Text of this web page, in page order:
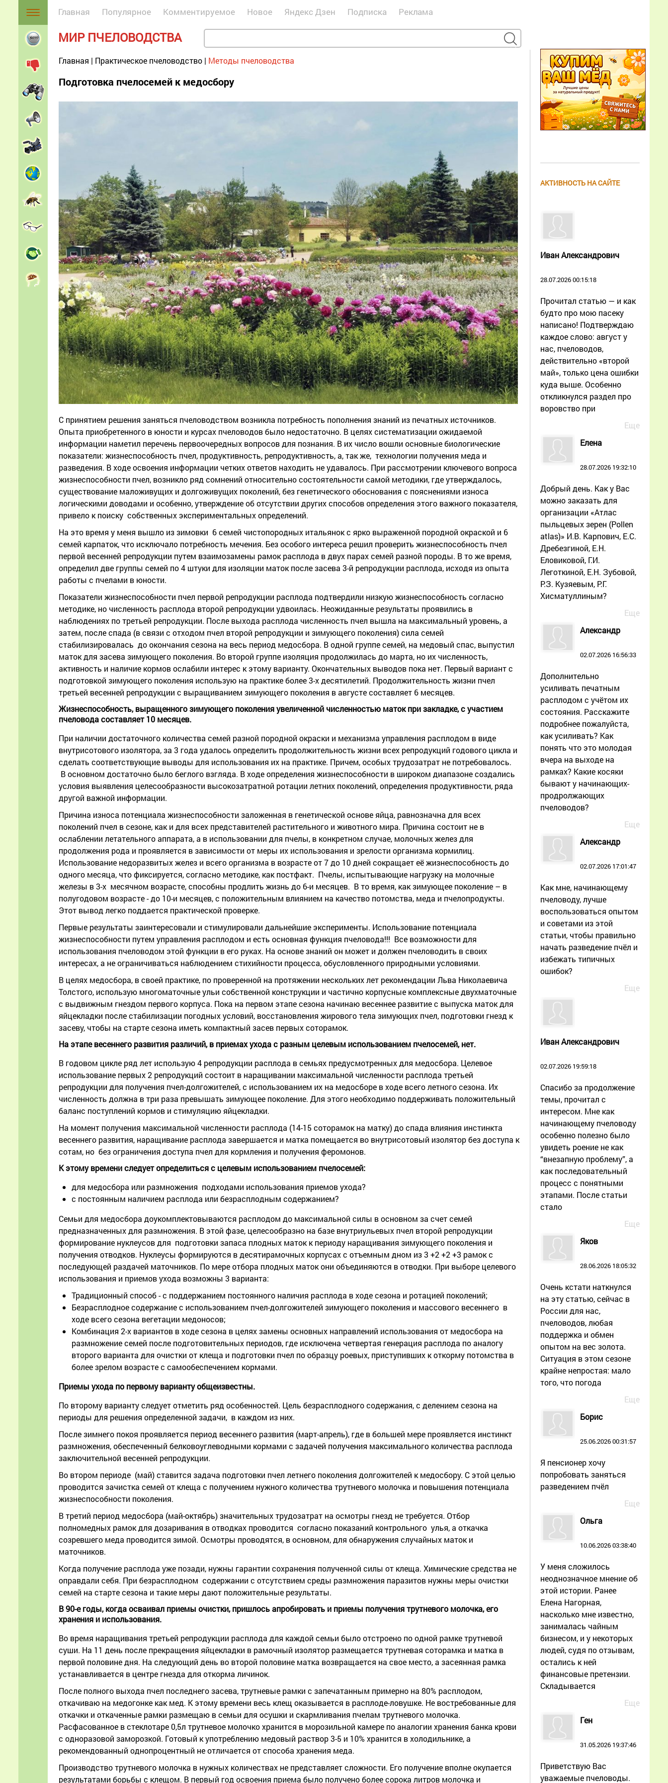
Главная Популярное Комментируемое Новое Яндекс Дзен Подписка Реклама
МИР ПЧЕЛОВОДСТВА
Главная | Практическое пчеловодство | Методы пчеловодства
Подготовка пчелосемей к медосбору
С принятием решения заняться пчеловодством возникла потребность пополнения знаний из печатных источников.
Опыта приобретенного в юности и курсах пчеловодов было недостаточно. В целях систематизации ожидаемой
информации наметил перечень первоочередных вопросов для познания. В их число вошли основные биологические
показатели: жизнеспособность пчел, продуктивность, репродуктивность, а, так же, технологии получения меда и
разведения. В ходе освоения информации четких ответов находить не удавалось. При рассмотрении ключевого вопроса
жизнеспособности пчел, возникло ряд сомнений относительно состоятельности самой методики, где утверждалось,
существование маложивущих и долгоживущих поколений, без генетического обоснования с пояснениями износа
логическими доводами и особенно, утверждение об отсутствии других способов определения этого важного показателя,
привело к поиску собственных экспериментальных определений.
На это время у меня вышло из зимовки 6 семей чистопородных итальянок с ярко выраженной породной окраской и 6
семей карпаток, что исключало потребность мечения. Без особого интереса решил проверить жизнеспособность пчел
первой весенней репродукции путем взаимозамены рамок расплода в двух парах семей разной породы. В то же время,
определил две группы семей по 4 штуки для изоляции маток после засева 3-й репродукции расплода, исходя из опыта
работы с пчелами в юности.
Показатели жизнеспособности пчел первой репродукции расплода подтвердили низкую жизнеспособность согласно
методике, но численность расплода второй репродукции удвоилась. Неожиданные результаты проявились в
наблюдениях по третьей репродукции. После выхода расплода численность пчел вышла на максимальный уровень, а
затем, после спада (в связи с отходом пчел второй репродукции и зимующего поколения) сила семей
стабилизировалась до окончания сезона на весь период медосбора. В одной группе семей, на медовый спас, выпустил
маток для засева зимующего поколения. Во второй группе изоляция продолжилась до марта, но их численность,
активность и наличие кормов ослабили интерес к этому варианту. Окончательных выводов пока нет. Первый вариант с
подготовкой зимующего поколения использую на практике более 3-х десятилетий. Продолжительность жизни пчел
третьей весенней репродукции с выращиванием зимующего поколения в августе составляет 6 месяцев.
Жизнеспособность, выращенного зимующего поколения увеличенной численностью маток при закладке, с участием
пчеловода составляет 10 месяцев.
При наличии достаточного количества семей разной породной окраски и механизма управления расплодом в виде
внутрисотового изолятора, за 3 года удалось определить продолжительность жизни всех репродукций годового цикла и
сделать соответствующие выводы для использования их на практике. Причем, особых трудозатрат не потребовалось.
В основном достаточно было беглого взгляда. В ходе определения жизнеспособности в широком диапазоне создались
условия выявления целесообразности высокозатратной ротации летних поколений, определения продуктивности, ряда
другой важной информации.
Причина износа потенциала жизнеспособности заложенная в генетической основе яйца, равнозначна для всех
поколений пчел в сезоне, как и для всех представителей растительного и животного мира. Причина состоит не в
ослаблении летательного аппарата, а в использовании для пчелы, в конкретном случае, молочных желез для
продолжения рода и проявляется в зависимости от меры их использования и зрелости организма кормилиц.
Использование недоразвитых желез и всего организма в возрасте от 7 до 10 дней сокращает её жизнеспособность до
одного месяца, что фиксируется, согласно методике, как постфакт. Пчелы, испытывающие нагрузку на молочные
железы в 3-х месячном возрасте, способны продлить жизнь до 6-и месяцев. В то время, как зимующее поколение – в
полугодовом возрасте - до 10-и месяцев, с положительным влиянием на качество потомства, меда и пчелопродукты.
Этот вывод легко поддается практической проверке.
Первые результаты заинтересовали и стимулировали дальнейшие эксперименты. Использование потенциала
жизнеспособности путем управления расплодом и есть основная функция пчеловода!!! Все возможности для
использования пчеловодом этой функции в его руках. На основе знаний он может и должен пчеловодить в своих
интересах, а не ограничиваться наблюдением стихийности процесса, обусловленного природными условиями.
В целях медосбора, в своей практике, по проверенной на протяжении нескольких лет рекомендации Льва Николаевича
Толстого, использую многоматочные ульи собственной конструкции и частично корпусные комплексные двухматочные
с выдвижным гнездом первого корпуса. Пока на первом этапе сезона начинаю весеннее развитие с выпуска маток для
яйцекладки после стабилизации погодных условий, восстановления жирового тела зимующих пчел, подготовки гнезд к
засеву, чтобы на старте сезона иметь компактный засев первых соторамок.
На этапе весеннего развития различий, в приемах ухода с разным целевым использованием пчелосемей, нет.
В годовом цикле ряд лет использую 4 репродукции расплода в семьях предусмотренных для медосбора. Целевое
использование первых 2 репродукций состоит в наращивании максимальной численности расплода третьей
репродукции для получения пчел-долгожителей, с использованием их на медосборе в ходе всего летного сезона. Их
численность должна в три раза превышать зимующее поколение. Для этого необходимо поддерживать положительный
баланс поступлений кормов и стимуляцию яйцекладки.
На момент получения максимальной численности расплода (14-15 соторамок на матку) до спада влияния инстинкта
весеннего развития, наращивание расплода завершается и матка помещается во внутрисотовый изолятор без доступа к
сотам, но без ограничения доступа пчел для кормления и получения феромонов.
К этому времени следует определиться с целевым использованием пчелосемей:
для медосбора или размножения подходами использования приемов ухода?
с постоянным наличием расплода или безрасплодным содержанием?
Семьи для медосбора доукомплектовываются расплодом до максимальной силы в основном за счет семей
предназначенных для размножения. В этой фазе, целесообразно на базе внутриульевых пчел второй репродукции
формирование нуклеусов для подготовки запаса плодных маток к периоду наращивания зимующего поколения и
получения отводков. Нуклеусы формируются в десятирамочных корпусах с отъемным дном из 3 +2 +2 +3 рамок с
последующей раздачей маточников. По мере отбора плодных маток они объединяются в отводки. При выборе целевого
использования и приемов ухода возможны 3 варианта:
Традиционный способ - с поддержанием постоянного наличия расплода в ходе сезона и ротацией поколений;
Безрасплодное содержание с использованием пчел-долгожителей зимующего поколения и массового весеннего в
ходе всего сезона вегетации медоносов;
Комбинация 2-х вариантов в ходе сезона в целях замены основных направлений использования от медосбора на
размножение семей после подготовительных периодов, где исключена четвертая генерация расплода по аналогу
второго варианта для очистки от клеща и подготовки пчел по образцу роевых, приступивших к откорму потомства в
более зрелом возрасте с самообеспечением кормами.
Приемы ухода по первому варианту общеизвестны.
По второму варианту следует отметить ряд особенностей. Цель безрасплодного содержания, с делением сезона на
периоды для решения определенной задачи, в каждом из них.
После зимнего покоя проявляется период весеннего развития (март-апрель), где в большей мере проявляется инстинкт
размножения, обеспеченный белковоуглеводными кормами с задачей получения максимального количества расплода
заключительной весенней репродукции.
Во втором периоде (май) ставится задача подготовки пчел летнего поколения долгожителей к медосбору. С этой целью
проводится зачистка семей от клеща с получением нужного количества трутневого молочка и повышения потенциала
жизнеспособности поколения.
В третий период медосбора (май-октябрь) значительных трудозатрат на осмотры гнезд не требуется. Отбор
полномедных рамок для дозаривания в отводках проводится согласно показаний контрольного улья, а откачка
созревшего меда проводится зимой. Осмотры проводятся, в основном, для обнаружения случайных маток и
маточников.
Когда получение расплода уже позади, нужны гарантии сохранения полученной силы от клеща. Химические средства не
оправдали себя. При безрасплодном содержании с отсутствием среды размножения паразитов нужны меры очистки
семей на старте сезона и такие меры дают положительные результаты.
В 90-е годы, когда осваивал приемы очистки, пришлось апробировать и приемы получения трутневого молочка, его
хранения и использования.
Во время наращивания третьей репродукции расплода для каждой семьи было отстроено по одной рамке трутневой
суши. На 11 день после прекращения яйцекладки в рамочный изолятор размещается трутневая соторамка и матка в
первой половине дня. На следующий день во второй половине матка возвращается на свое место, а засеянная рамка
устанавливается в центре гнезда для откорма личинок.
После полного выхода пчел последнего засева, трутневые рамки с запечатанным примерно на 80% расплодом,
откачиваю на медогонке как мед. К этому времени весь клещ оказывается в расплоде-ловушке. Не востребованные для
откачки и откаченные рамки размещаю в семьи для осушки и скармливания пчелам трутневого молочка.
Расфасованное в стеклотаре 0,5л трутневое молочко хранится в морозильной камере по аналогии хранения банка крови
с одноразовой заморозкой. Готовый к употреблению медовый раствор 3-5 и 10% хранится в холодильнике, а
рекомендованный однопроцентный не отличается от способа хранения меда.
Производство трутневого молочка в нужных количествах не представляет сложности. Его получение вполне окупается
результатами борьбы с клещом. В первый год освоения приема было получено более сорока литров молочка и
АКТИВНОСТЬ НА САЙТЕ
Иван Александрович
28.07.2026 00:15:18
Прочитал статью — и как
будто про мою пасеку
написано! Подтверждаю
каждое слово: август у
нас, пчеловодов,
действительно «второй
май», только цена ошибки
куда выше. Особенно
откликнулся раздел про
воровство при
Еще
Елена
28.07.2026 19:32:10
Добрый день. Как у Вас
можно заказать для
организации «Атлас
пыльцевых зерен (Pollen
atlas)» И.В. Карпович, Е.С.
Дребезгиной, Е.Н.
Еловиковой, Г.И.
Леготкиной, Е.Н. Зубовой,
Р.З. Кузяевым, Р.Г.
Хисматуллиным?
Еще
Александр
02.07.2026 16:56:33
Дополнительно
усиливать печатным
расплодом с учётом их
состояния. Расскажите
подробнее пожалуйста,
как усиливать? Как
понять что это молодая
вчера на выходе на
рамках? Какие косяки
бывают у начинающих-
продролжающих
пчеловодов?
Еще
Александр
02.07.2026 17:01:47
Как мне, начинающему
пчеловоду, лучше
воспользоваться опытом
и советами из этой
статьи, чтобы правильно
начать разведение пчёл и
избежать типичных
ошибок?
Еще
Иван Александрович
02.07.2026 19:59:18
Спасибо за продолжение
темы, прочитал с
интересом. Мне как
начинающему пчеловоду
особенно полезно было
увидеть роение не как
“внезапную проблему”, а
как последовательный
процесс с понятными
этапами. После статьи
стало
Еще
Яков
28.06.2026 18:05:32
Очень кстати наткнулся
на эту статью, сейчас в
России для нас,
пчеловодов, любая
поддержка и обмен
опытом на вес золота.
Ситуация в этом сезоне
крайне непростая: мало
того, что погода
Еще
Борис
25.06.2026 00:31:57
Я пенсионер хочу
попробовать заняться
разведением пчёл
Еще
Ольга
10.06.2026 03:38:40
У меня сложилось
неоднозначное мнение об
этой истории. Ранее
Елена Нагорная,
насколько мне известно,
занималась чайным
бизнесом, и у некоторых
людей, судя по отзывам,
остались к ней
финансовые претензии.
Складывается
Еще
Ген
31.05.2026 19:37:46
Приветствую Вас
уважаемые пчеловоды.